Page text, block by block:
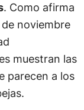
. Como afirma
noviembre
muestran las
parecen a los